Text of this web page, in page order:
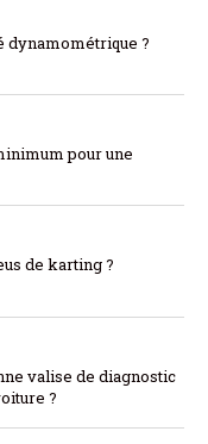
dynamométrique ?
pour une
de karting ?
valise de diagnostic
?